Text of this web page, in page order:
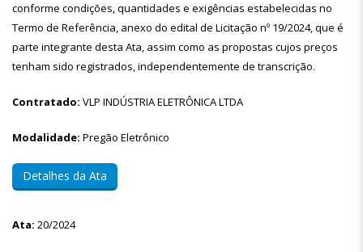
conforme condições, quantidades e exigências estabelecidas no
Termo de Referência, anexo do edital de Licitação nº 19/2024, que é
parte integrante desta Ata, assim como as propostas cujos preços
tenham sido registrados, independentemente de transcrição.
Contratado: VLP INDÚSTRIA ELETRÔNICA LTDA
Modalidade: Pregão Eletrônico
Detalhes da Ata
Ata: 20/2024